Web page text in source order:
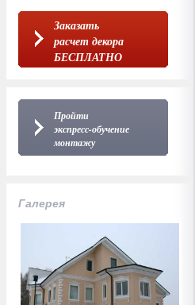
Заказать
расчет декора
БЕСПЛАТНО
Пройти
экспресс-обучение
монтажу
Галерея